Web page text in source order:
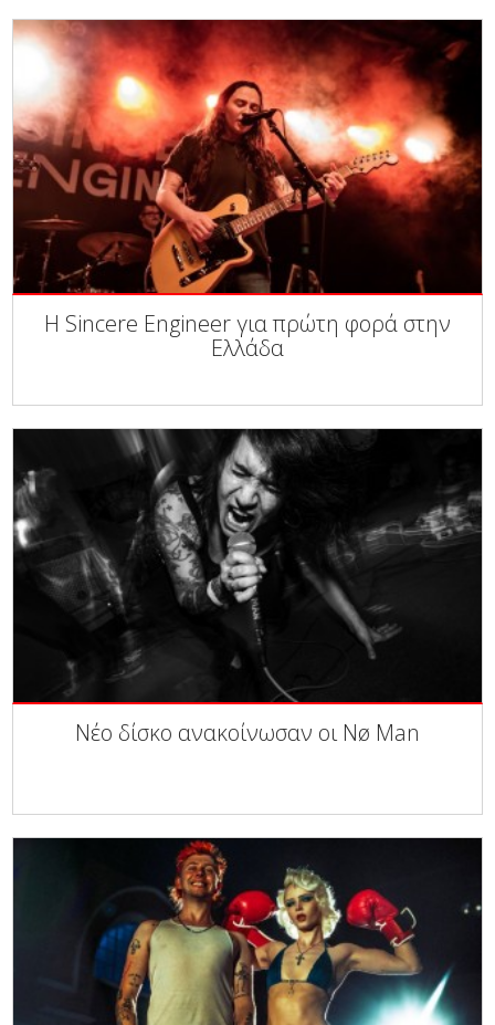
Η Sincere Engineer για πρώτη φορά στην
Ελλάδα
Νέο δίσκο ανακοίνωσαν οι Nø Man